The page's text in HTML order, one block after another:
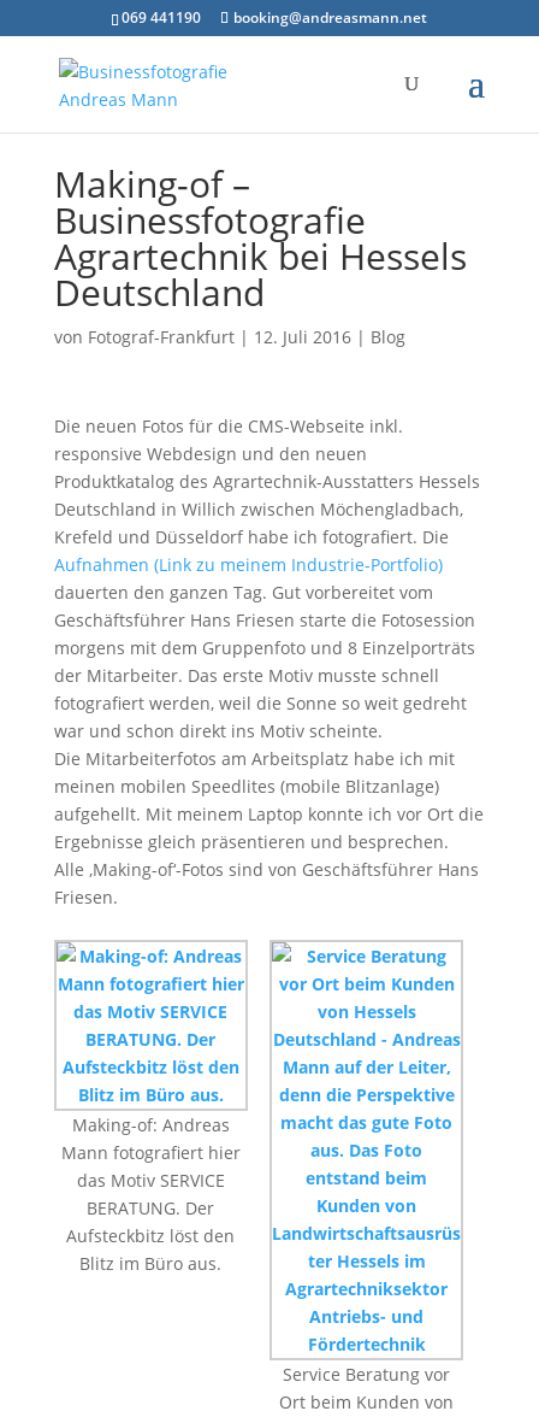
069 441190 booking@andreasmann.net
Making-of –
Businessfotografie
Agrartechnik bei Hessels
Deutschland
von Fotograf-Frankfurt| 12. Juli 2016| Blog
Die neuen Fotos für die CMS-Webseite inkl.
responsive Webdesign und den neuen
Produktkatalog des Agrartechnik-Ausstatters Hessels
Deutschland in Willich zwischen Möchengladbach,
Krefeld und Düsseldorf habe ich fotografiert. Die
Aufnahmen (Link zu meinem Industrie-Portfolio)
dauerten den ganzen Tag. Gut vorbereitet vom
Geschäftsführer Hans Friesen starte die Fotosession
morgens mit dem Gruppenfoto und 8 Einzelporträts
der Mitarbeiter. Das erste Motiv musste schnell
fotografiert werden, weil die Sonne so weit gedreht
war und schon direkt ins Motiv scheinte.
Die Mitarbeiterfotos am Arbeitsplatz habe ich mit
meinen mobilen Speedlites (mobile Blitzanlage)
aufgehellt. Mit meinem Laptop konnte ich vor Ort die
Ergebnisse gleich präsentieren und besprechen.
Alle ‚Making-of‘-Fotos sind von Geschäftsführer Hans
Friesen.
Making-of: Andreas
Mann fotografiert hier
das Motiv SERVICE
BERATUNG. Der
Aufsteckbitz löst den
Blitz im Büro aus.
Service Beratung vor
Ort beim Kunden von